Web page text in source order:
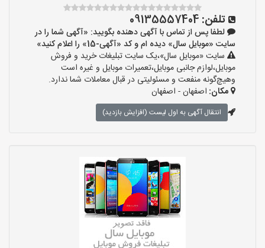
تلفن: 09135557404
لطفا پس از تماس با آگهی دهنده بگویید: «آگهی شما را در
سایت «موبایل سال» دیده ام و کد «آگهی-15» را اعلام کنید»
سایت «موبایل سال»،یک سایت تبلیغات خرید و فروش
موبایل،لوازم جانبی موبایل،تعمیرات موبایل و غیره است
وهیچ‌گونه منفعت و مسئولیتی در قبال معاملات شما ندارد.
مکان: اصفهان - اصفهان
انتقال آگهی به اول لیست (افزایش بازدید)